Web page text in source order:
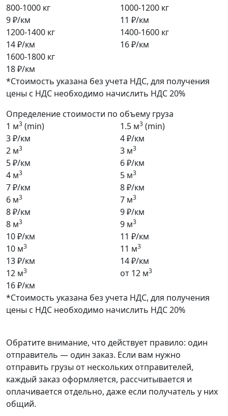
800-1000 кг
9 ₽/км
1000-1200 кг
11 ₽/км
1200-1400 кг
14 ₽/км
1400-1600 кг
16 ₽/км
1600-1800 кг
18 ₽/км
*Стоимость указана без учета НДС, для получения
цены с НДС необходимо начислить НДС 20%
Определение стоимости по объему груза
1 м3 (min)
3 ₽/км
1.5 м3 (min)
4 ₽/км
2 м3
5 ₽/км
3 м3
6 ₽/км
4 м3
7 ₽/км
5 м3
8 ₽/км
6 м3
8 ₽/км
7 м3
9 ₽/км
8 м3
10 ₽/км
9 м3
11 ₽/км
10 м3
13 ₽/км
11 м3
14 ₽/км
12 м3
16 ₽/км
от 12 м3
*Стоимость указана без учета НДС, для получения
цены с НДС необходимо начислить НДС 20%
Обратите внимание, что действует правило: один
отправитель — один заказ. Если вам нужно
отправить грузы от нескольких отправителей,
каждый заказ оформляется, рассчитывается и
оплачивается отдельно, даже если получатель у них
общий.